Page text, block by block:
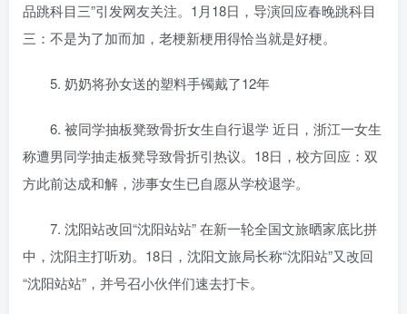
品跳科目三”引发网友关注。1月18日，导演回应春晚跳科目
三：不是为了加而加，老梗新梗用得恰当就是好梗。
5. 奶奶将孙女送的塑料手镯戴了12年
6. 被同学抽板凳致骨折女生自行退学 近日，浙江一女生
称遭男同学抽走板凳导致骨折引热议。18日，校方回应：双
方此前达成和解，涉事女生已自愿从学校退学。
7. 沈阳站改回“沈阳站站” 在新一轮全国文旅晒家底比拼
中，沈阳主打听劝。18日，沈阳文旅局长称“沈阳站”又改回
“沈阳站站”，并号召小伙伴们速去打卡。